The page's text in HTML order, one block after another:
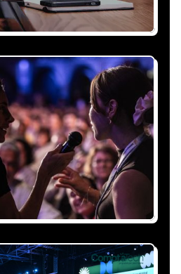
proposition
besoins, on vous répond
proposition
et adaptée à votre
contraintes.
occupons de